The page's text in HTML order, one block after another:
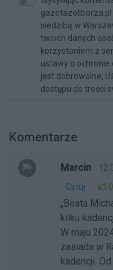
gazetazoliborza.pl
siedzibą w
twoich danych
korzystaniem z
ustawy o ochronie
jest dobrowolne,
dostępu do treści
Komentarze
Marcin
Cytuj
0
„Beata
kilku
W maju
zasiada w
kadencji.